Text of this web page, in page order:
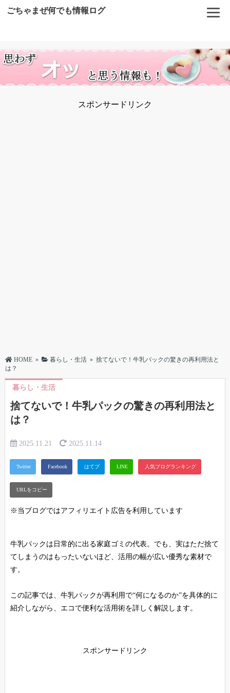
ごちゃまぜ何でも情報ログ
スポンサードリンク
HOME » 暮らし・生活 » 捨てないで！牛乳パックの驚きの再利用法と
は？
暮らし・生活
捨てないで！牛乳パックの驚きの再利用法と
は？
2025.11.21 2025.11.14
※当ブログではアフィリエイト広告を利用しています
牛乳パックは日常的に出る家庭ゴミの代表。でも、実はただ捨て
てしまうのはもったいないほど、活用の幅が広い優秀な素材で
す。
この記事では、牛乳パックが再利用で“何になるのか”を具体的に
紹介しながら、エコで便利な活用術を詳しく解説します。
スポンサードリンク